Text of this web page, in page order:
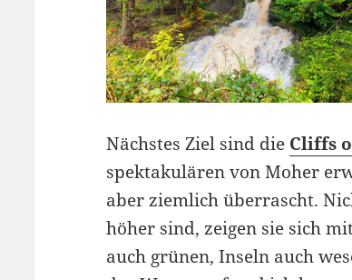
Nächstes Ziel sind die Cliffs
spektakulären von Moher
aber ziemlich überrascht.
höher sind, zeigen sie sich
auch grünen, Inseln auch